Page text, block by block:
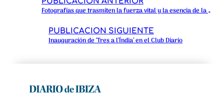
Fotografías que trasmiten la fuerza vital y la esencia de la India
PUBLICACIÓN SIGUIENTE
Inauguración de ‘Tres a l’Índia’ en el Club Diario